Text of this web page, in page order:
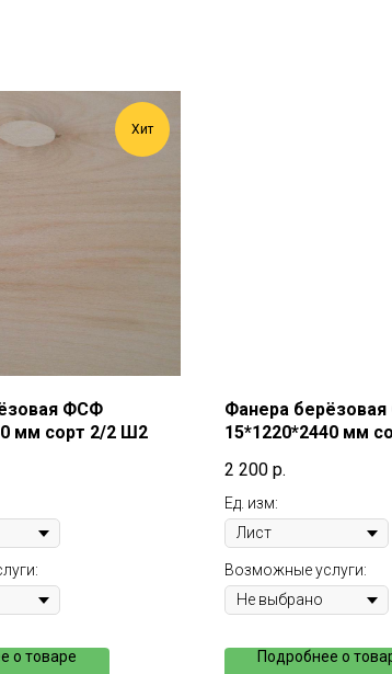
Хит
ФСФ
мм сорт 2/2 Ш2
о товаре
Фанера
15*1220*2440 мм
2 200 р.
Ед. изм:
Возможные услуги:
Подробнее о